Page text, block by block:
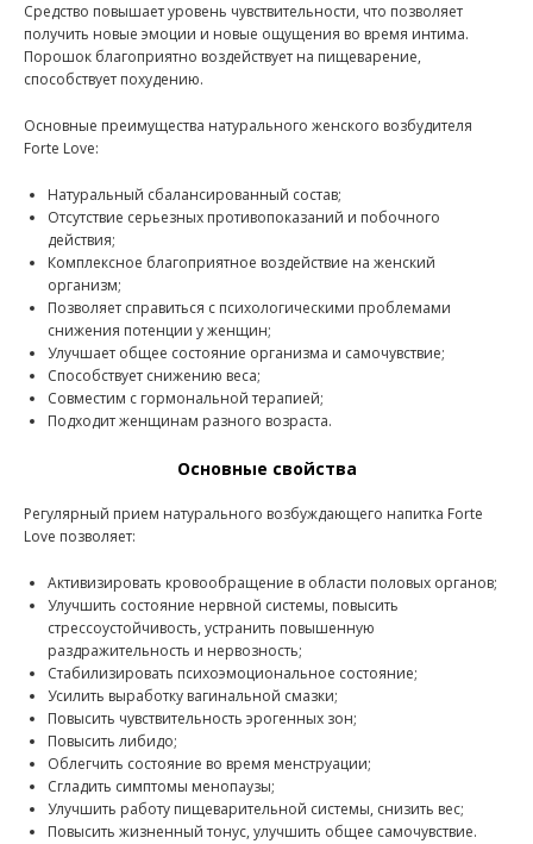
Средство повышает уровень чувствительности, что позволяет
получить новые эмоции и новые ощущения во время интима.
Порошок благоприятно воздействует на пищеварение,
способствует похудению.
Основные преимущества натурального женского возбудителя
Forte Love:
Натуральный сбалансированный состав;
Отсутствие серьезных противопоказаний и побочного
действия;
Комплексное благоприятное воздействие на женский
организм;
Позволяет справиться с психологическими проблемами
снижения потенции у женщин;
Улучшает общее состояние организма и самочувствие;
Способствует снижению веса;
Совместим с гормональной терапией;
Подходит женщинам разного возраста.
Основные свойства
Регулярный прием натурального возбуждающего напитка Forte
Love позволяет:
Активизировать кровообращение в области половых органов;
Улучшить состояние нервной системы, повысить
стрессоустойчивость, устранить повышенную
раздражительность и нервозность;
Стабилизировать психоэмоциональное состояние;
Усилить выработку вагинальной смазки;
Повысить чувствительность эрогенных зон;
Повысить либидо;
Облегчить состояние во время менструации;
Сгладить симптомы менопаузы;
Улучшить работу пищеварительной системы, снизить вес;
Повысить жизненный тонус, улучшить общее самочувствие.